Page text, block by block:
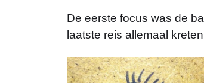
De eerste focus was de
laatste reis allemaal